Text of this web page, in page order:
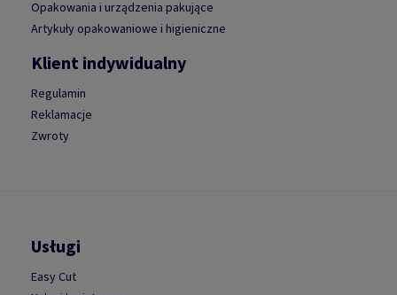
Opakowania i urządzenia pakujące
Artykuły opakowaniowe i higieniczne
Klient indywidualny
Regulamin
Reklamacje
Zwroty
Usługi
Easy Cut